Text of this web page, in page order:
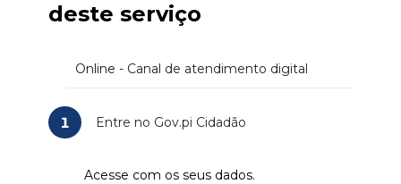
deste serviço
Online - Canal de atendimento digital
1 Entre no Gov.pi Cidadão
Acesse com os seus dados.